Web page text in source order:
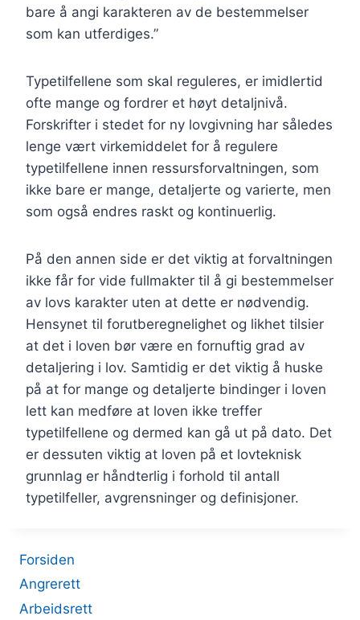
bare å angi karakteren av de bestemmelser
som kan utferdiges.”
Typetilfellene som skal reguleres, er imidlertid
ofte mange og fordrer et høyt detaljnivå.
Forskrifter i stedet for ny lovgivning har således
lenge vært virkemiddelet for å regulere
typetilfellene innen ressursforvaltningen, som
ikke bare er mange, detaljerte og varierte, men
som også endres raskt og kontinuerlig.
På den annen side er det viktig at forvaltningen
ikke får for vide fullmakter til å gi bestemmelser
av lovs karakter uten at dette er nødvendig.
Hensynet til forutberegnelighet og likhet tilsier
at det i loven bør være en fornuftig grad av
detaljering i lov. Samtidig er det viktig å huske
på at for mange og detaljerte bindinger i loven
lett kan medføre at loven ikke treffer
typetilfellene og dermed kan gå ut på dato. Det
er dessuten viktig at loven på et lovteknisk
grunnlag er håndterlig i forhold til antall
typetilfeller, avgrensninger og definisjoner.
Forsiden
Angrerett
Arbeidsrett